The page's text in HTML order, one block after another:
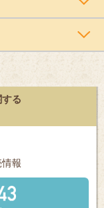
る
報